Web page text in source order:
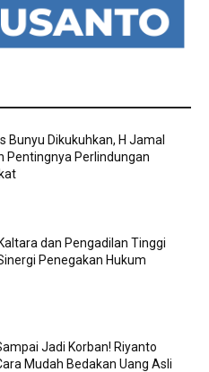
Bunyu Dikukuhkan, H Jamal
Pentingnya Perlindungan
dan Pengadilan Tinggi
Penegakan Hukum
Jadi Korban! Riyanto
Mudah Bedakan Uang Asli